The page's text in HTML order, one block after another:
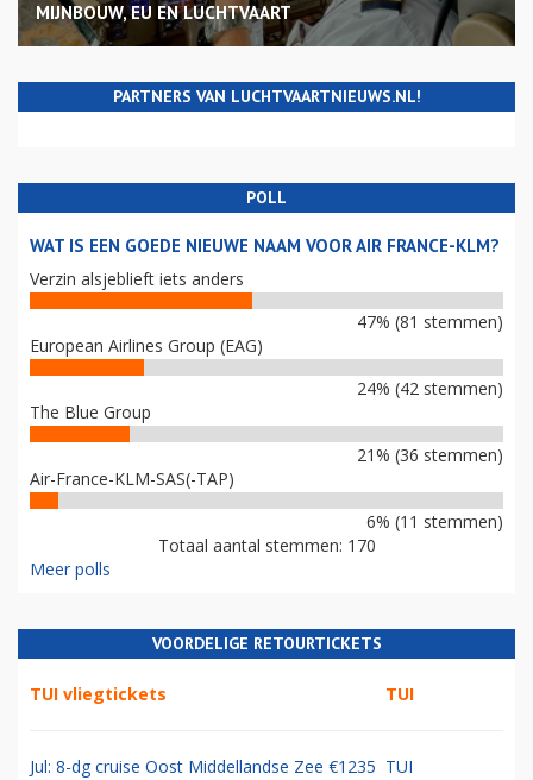
MIJNBOUW, EU EN LUCHTVAART
PARTNERS VAN LUCHTVAARTNIEUWS.NL!
POLL
WAT IS EEN GOEDE NIEUWE NAAM VOOR AIR FRANCE-KLM?
Verzin alsjeblieft iets anders
47% (81 stemmen)
European Airlines Group (EAG)
24% (42 stemmen)
The Blue Group
21% (36 stemmen)
Air-France-KLM-SAS(-TAP)
6% (11 stemmen)
Totaal aantal stemmen: 170
Meer polls
VOORDELIGE RETOURTICKETS
TUI vliegtickets TUI
Jul: 8-dg cruise Oost Middellandse Zee €1235 TUI